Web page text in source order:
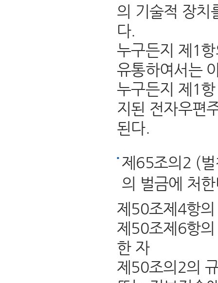
의 기술적 장치
다.
누구든지 제1
유통하여서는
누구든지 제1
지된 전자우편
된다.
제65조의2 (
의 벌금에 처
제50조제4항
제50조제6항
한 자
제50조의2의